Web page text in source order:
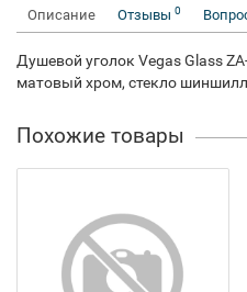
Описание Отзывы 0
Душевой уголок Vegas Glass
матовый хром, стекло
Похожие товары